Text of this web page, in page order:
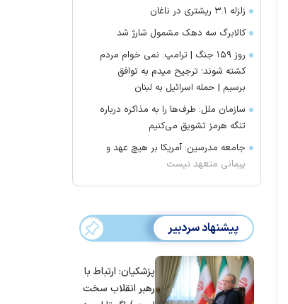
زلزله ۳.۱ ریشتری در ناغان
کالابرگ سه دهک مشمول شارژ شد
روز ۱۵۹ جنگ | ترامپ: نمی خوام مردم
کشته شوند؛ ترجیح میدم به توافق
برسیم | حمله اسرائیل به لبنان
سازمان ملل: طرف‌ها را به مذاکره درباره
تنگه هرمز تشویق می‌کنیم
جامعه مدرسین: آمریکا بر هیچ عهد و
پیمانی متعهد نیست
پیشنهاد سردبیر
پزشکیان: ارتباط با
رهبر انقلاب سخت